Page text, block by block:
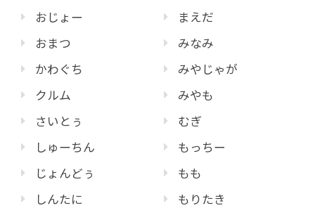
おじょー
おまつ
かわぐち
クルム
さいとぅ
しゅーちん
じょんどぅ
しんたに
まえだ
みなみ
みやじゃが
みやも
むぎ
もっちー
もも
もりたき